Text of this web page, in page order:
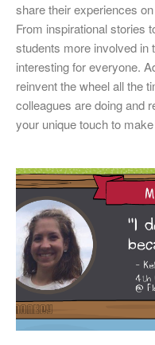
share their experiences
From inspirational stories
students more involved in
interesting for everyone.
reinvent the wheel all the
colleagues are doing and
your unique touch to